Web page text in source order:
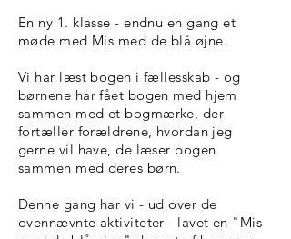
En ny 1. klasse - endnu en gang et
møde med Mis med de blå øjne.
Vi har læst bogen i fællesskab - og
børnene har fået bogen med hjem
sammen med et bogmærke, der
fortæller forældrene, hvordan jeg
gerne vil have, de læser bogen
sammen med deres børn.
Denne gang har vi - ud over de
ovennævnte aktiviteter - lavet en "Mis